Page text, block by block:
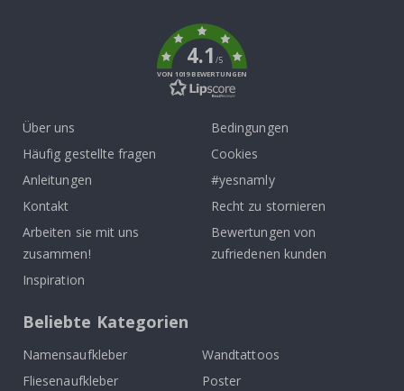
4.1/5
VON 1019 BEWERTUNGEN
Über uns
Häufig gestellte fragen
Anleitungen
Kontakt
Arbeiten sie mit uns
zusammen!
Inspiration
Bedingungen
Cookies
#yesnamly
Recht zu stornieren
Bewertungen von
zufriedenen kunden
Beliebte Kategorien
Namensaufkleber
Wandtattoos
Fliesenaufkleber
Poster